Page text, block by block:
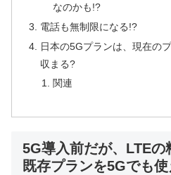
なのかも!?
電話も無制限になる!?
日本の5Gプランは、現在の
収まる?
関連
5G導入前だが、LTE
既存プランを5Gでも